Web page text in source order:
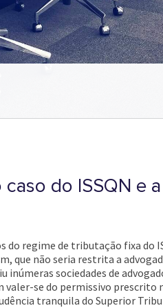
do ISSQN e
do regime de tributação fixa do
que não seria restrita a
inúmeras sociedades de
valer-se do permissivo
tranquila do Superior